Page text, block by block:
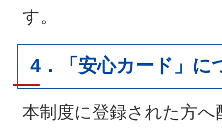
す。
4．「安心カード」に
本制度に登録された方へ